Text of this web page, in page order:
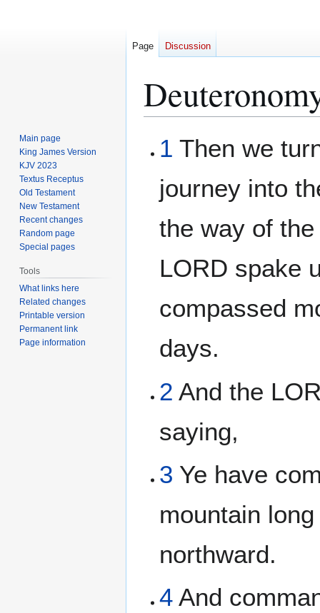
toto
1 Then we
journey into
the way of
LORD spake
compassed
days.
2 And the
saying,
3 Ye have
mountain
northward.
4 And
Page Discussion
Main page
King James Version
KJV 2023
Textus Receptus
Old Testament
New Testament
Recent changes
Random page
Special pages
Tools
What links here
Related changes
Printable version
Permanent link
Page information